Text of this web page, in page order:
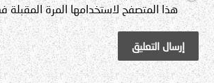
هذا المتصفح لاستخدامها المرة
إرسال التعليق